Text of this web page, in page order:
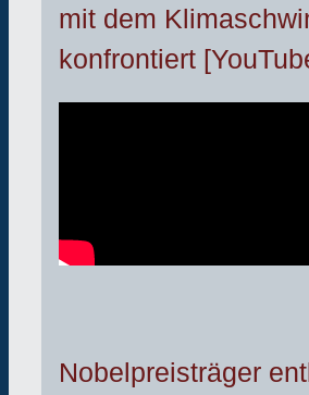
mit dem
konfrontiert
Nobelpreisträger